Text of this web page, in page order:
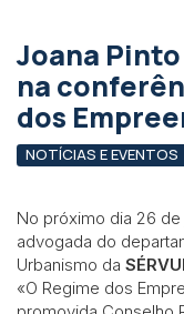
Joana
na
dos
NOTÍCIAS E EVENTOS
No próximo dia 26 de
advogada do
Urbanismo da
«O Regime dos